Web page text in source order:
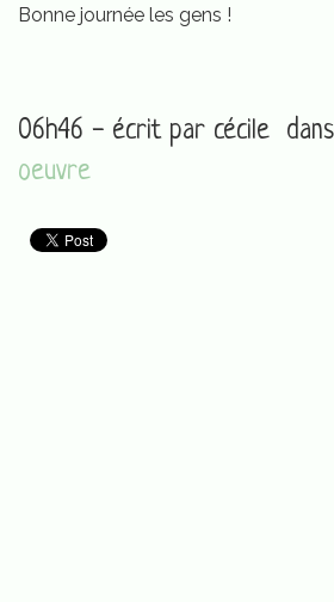
Bonne journée les gens !
06h46 - écrit par cécile
oeuvre